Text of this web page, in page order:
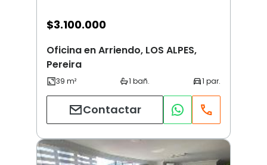
$3.100.000
Oficina en Arriendo, LOS ALPES,
Pereira
Contactar